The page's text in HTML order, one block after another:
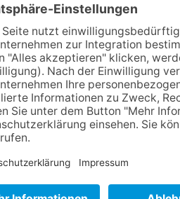
Stationäre
In der stationären
vielfältige Placebo- und
gezielt zu steuern, kann
steigern – und
Mehr